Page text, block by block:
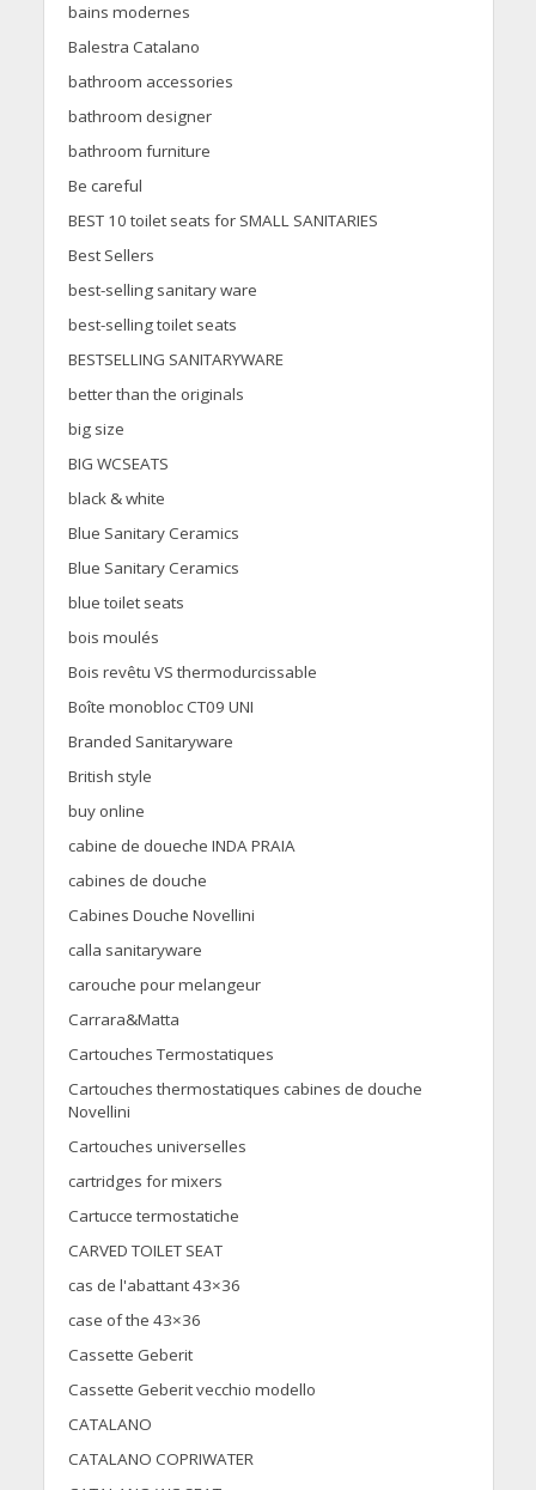
bains modernes
Balestra Catalano
bathroom accessories
bathroom designer
bathroom furniture
Be careful
BEST 10 toilet seats for SMALL SANITARIES
Best Sellers
best-selling sanitary ware
best-selling toilet seats
BESTSELLING SANITARYWARE
better than the originals
big size
BIG WCSEATS
black & white
Blue Sanitary Ceramics
Blue Sanitary Ceramics
blue toilet seats
bois moulés
Bois revêtu VS thermodurcissable
Boîte monobloc CT09 UNI
Branded Sanitaryware
British style
buy online
cabine de doueche INDA PRAIA
cabines de douche
Cabines Douche Novellini
calla sanitaryware
carouche pour melangeur
Carrara&Matta
Cartouches Termostatiques
Cartouches thermostatiques cabines de douche
Novellini
Cartouches universelles
cartridges for mixers
Cartucce termostatiche
CARVED TOILET SEAT
cas de l'abattant 43×36
case of the 43×36
Cassette Geberit
Cassette Geberit vecchio modello
CATALANO
CATALANO COPRIWATER